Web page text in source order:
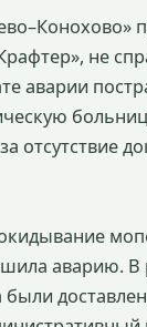
не
аварии
отсутствие
аварию. В